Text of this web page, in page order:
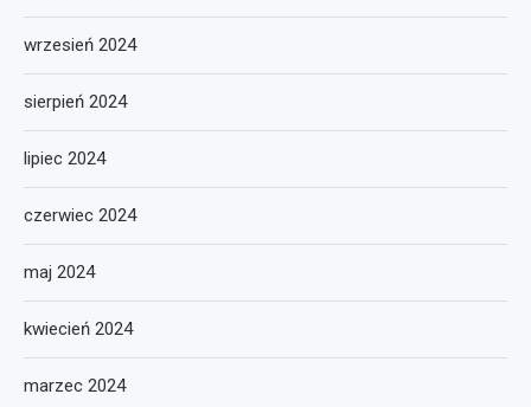
wrzesień 2024
sierpień 2024
lipiec 2024
czerwiec 2024
maj 2024
kwiecień 2024
marzec 2024